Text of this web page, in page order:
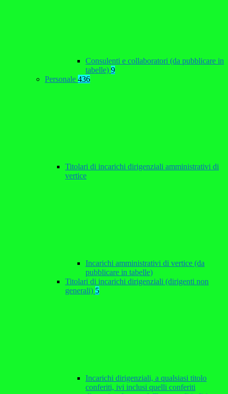
Consulenti e collaboratori (da pubblicare in
tabelle) 9
Personale 436
Titolari di incarichi dirigenziali amministrativi di
vertice
Incarichi amministrativi di vertice (da
pubblicare in tabelle)
Titolari di incarichi dirigenziali (dirigenti non
generali) 5
Incarichi dirigenziali, a qualsiasi titolo
conferiti, ivi inclusi quelli conferiti